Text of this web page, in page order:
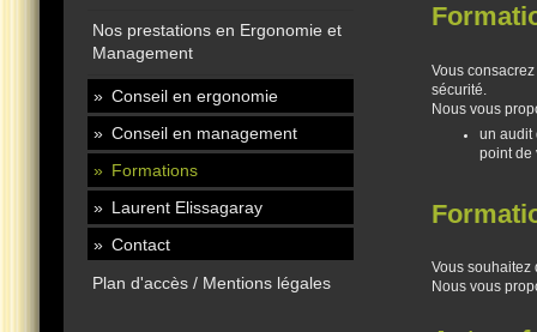
Vous
sécurité.
Nous vous
un audit
point de
Vous souhaitez
Nous vous
Nos prestations en Ergonomie et
Management
Conseil en ergonomie
Conseil en management
Formations
Laurent Elissagaray
Contact
Plan d'accès / Mentions légales